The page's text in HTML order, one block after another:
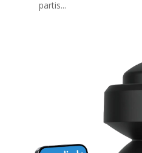
partis...